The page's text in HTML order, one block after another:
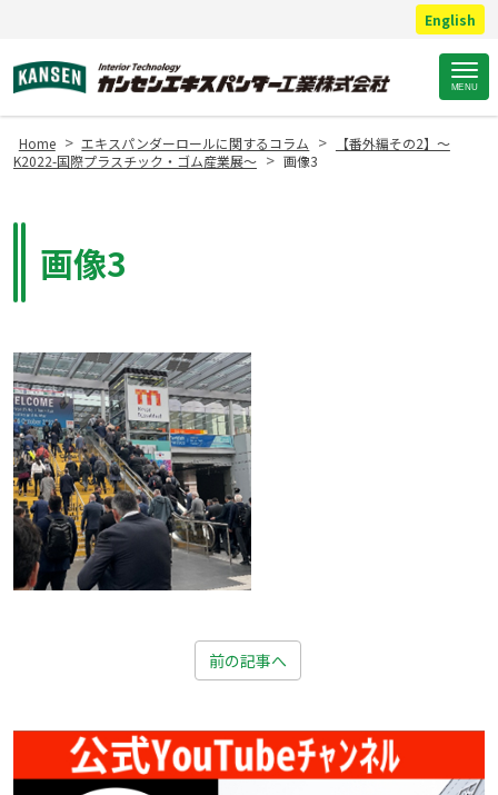
English
MENU
Home > エキスパンダーロールに関するコラム >
【番外編その2】～
K2022-国際プラスチック・ゴム産業展～ > 画像3
画像3
前の記事へ
Site
Footer